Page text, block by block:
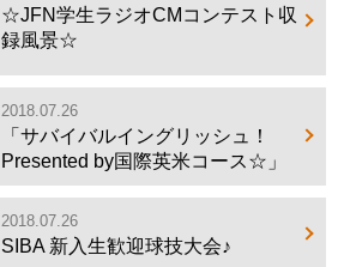
☆JFN学生ラジオCMコンテスト収
録風景☆
2018.07.26
「サバイバルイングリッシュ！
Presented by国際英米コース☆」
2018.07.26
SIBA 新入生歓迎球技大会♪